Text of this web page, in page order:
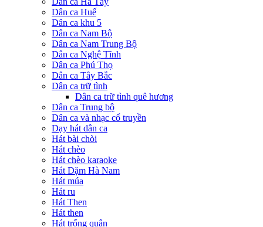
Dân ca Huế
Dân ca khu 5
Dân ca Nam Bộ
Dân ca Nam Trung Bộ
Dân ca Nghệ Tĩnh
Dân ca Phú Thọ
Dân ca Tây Bắc
Dân ca trữ tình
Dân ca trữ tình quê hương
Dân ca Trung bộ
Dân ca và nhạc cổ truyền
Dạy hát dân ca
Hát bài chòi
Hát chèo
Hát chèo karaoke
Hát Dặm Hà Nam
Hát múa
Hát ru
Hát Then
Hát then
Hát trống quân